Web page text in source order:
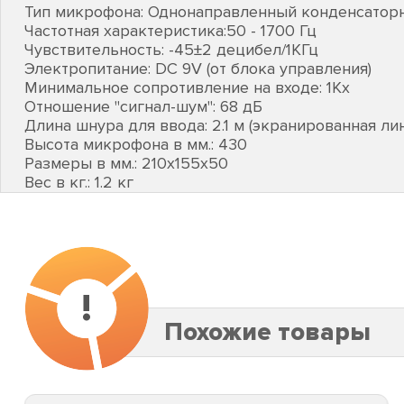
Тип микрофона: Однонаправленный
Частотная характеристика:50 - 1700 Гц
Чувствительность: -45±2 децибел/1КГц
Электропитание: DC 9V (от блока управления)
Минимальное сопротивление на входе: 1Kх
Отношение "сигнал-шум": 68 дБ
Длина шнура для ввода: 2.1 м (экранированная
Высота микрофона в мм.: 430
Размеры в мм.: 210х155х50
Вес в кг.: 1.2 кг
!
Похожие товары